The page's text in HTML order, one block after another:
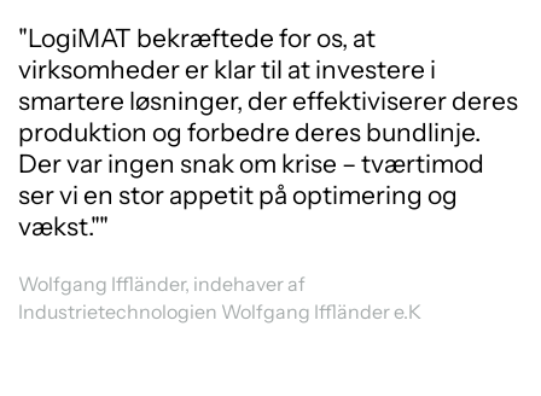
"LogiMAT bekræftede for os, at
virksomheder er klar til at investere i
smartere løsninger, der effektiviserer deres
produktion og forbedre deres bundlinje.
Der var ingen snak om krise – tværtimod
ser vi en stor appetit på optimering og
vækst.""
Wolfgang Iffländer, indehaver af
Industrietechnologien Wolfgang Iffländer e.K